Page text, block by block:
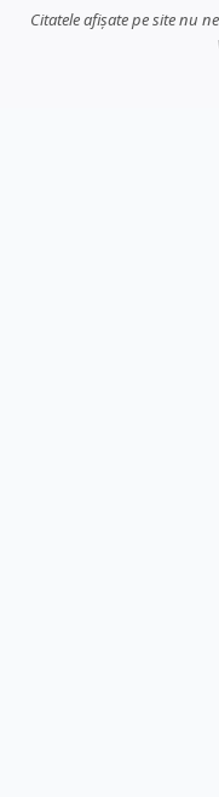
Citatele afișate pe site nu